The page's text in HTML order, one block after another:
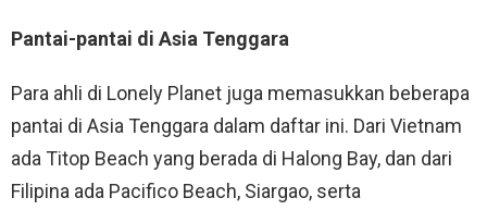
Pantai-pantai di Asia Tenggara
Para ahli di Lonely Planet juga memasukkan beberapa
pantai di Asia Tenggara dalam daftar ini. Dari Vietnam
ada Titop Beach yang berada di Halong Bay, dan dari
Filipina ada Pacifico Beach, Siargao, serta